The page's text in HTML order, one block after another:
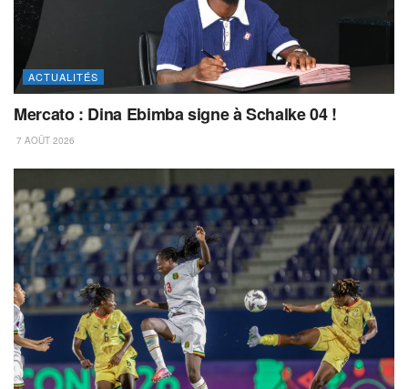
ACTUALITÉS
Mercato : Dina Ebimba signe à Schalke 04 !
7 AOÛT 2026